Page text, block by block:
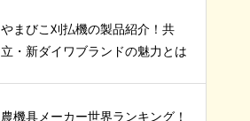
やまびこ刈払機の製品紹介！共
立・新ダイワブランドの魅力とは
農機具メーカー世界ランキング！